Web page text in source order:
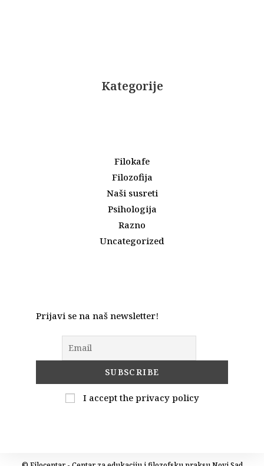
Kategorije
Filokafe
Filozofija
Naši susreti
Psihologija
Razno
Uncategorized
Prijavi se na naš newsletter!
I accept the privacy policy